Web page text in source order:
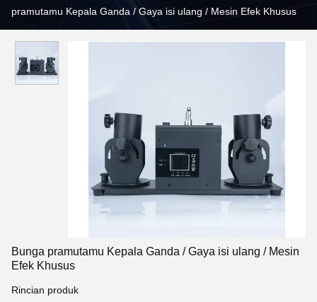
pramutamu Kepala Ganda / Gaya isi ulang / Mesin Efek Khusus
Bunga pramutamu Kepala Ganda / Gaya isi ulang / Mesin
Efek Khusus
Rincian produk